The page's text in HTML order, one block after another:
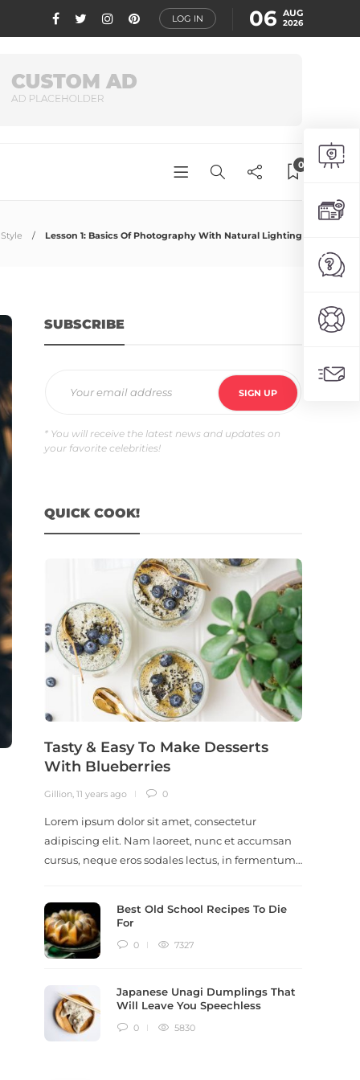
LOG IN 06 AUG
2026
0
Style Lesson 1: Basics Of Photography With Natural Lighting
SUBSCRIBE
* You will receive the latest news and updates on
your favorite celebrities!
QUICK COOK!
Tasty & Easy To Make Desserts
With Blueberries
Gillion ,11 years ago 0
Lorem ipsum dolor sit amet, consectetur
adipiscing elit. Nam laoreet, nunc et accumsan
cursus, neque eros sodales lectus, in fermentum…
Best Old School Recipes To Die
For
0 7327
Japanese Unagi Dumplings That
Will Leave You Speechless
0 5830